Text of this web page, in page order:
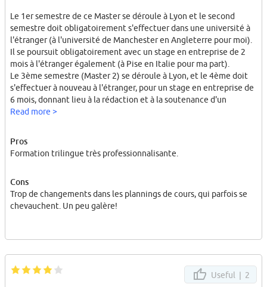
Le 1er semestre de ce Master se déroule à Lyon et le second
semestre doit obligatoirement s'effectuer dans une université à
l'étranger (à l'université de Manchester en Angleterre pour moi).
Il se poursuit obligatoirement avec un stage en entreprise de 2
mois à l'étranger également (à Pise en Italie pour ma part).
Le 3ème semestre (Master 2) se déroule à Lyon, et le 4ème doit
s'effectuer à nouveau à l'étranger, pour un stage en entreprise de
6 mois, donnant lieu à la rédaction et à la soutenance d'un
mémoire en 3 langues (Français, Anglais et Italien pour moi).
Read more >
Pros
Formation trilingue très professionnalisante.
Cons
Trop de changements dans les plannings de cours, qui parfois se
chevauchent. Un peu galère!
Useful | 2